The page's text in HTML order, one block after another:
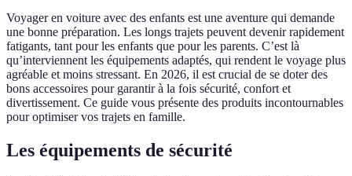
Voyager en voiture avec des enfants est une aventure qui demande
une bonne préparation. Les longs trajets peuvent devenir rapidement
fatigants, tant pour les enfants que pour les parents. C’est là
qu’interviennent les équipements adaptés, qui rendent le voyage plus
agréable et moins stressant. En 2026, il est crucial de se doter des
bons accessoires pour garantir à la fois sécurité, confort et
divertissement. Ce guide vous présente des produits incontournables
pour optimiser vos trajets en famille.
Les équipements de sécurité